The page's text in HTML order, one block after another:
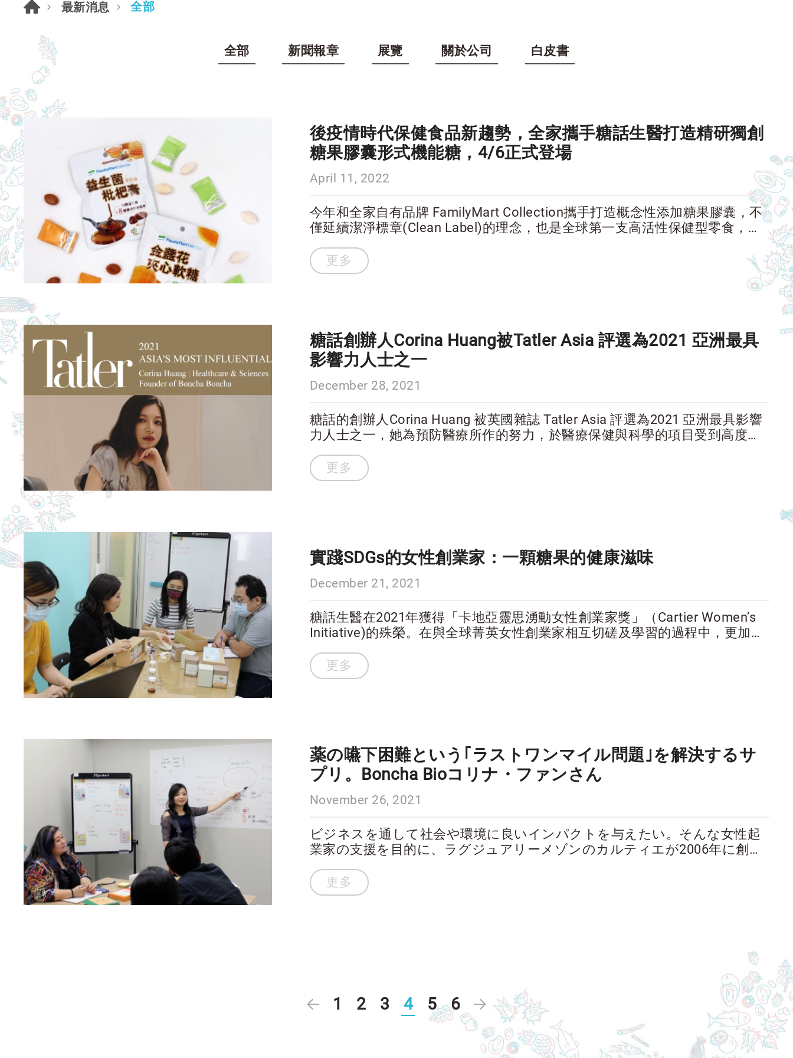
最新消息 全部
全部 新聞報章 展覽 關於公司 白皮書
後疫情時代保健食品新趨勢，全家攜手糖話生醫打造精研獨創
糖果膠囊形式機能糖，4/6正式登場
April 11, 2022
今年和全家自有品牌 FamilyMart Collection攜手打造概念性添加糖果膠囊，不
僅延續潔淨標章(Clean Label)的理念，也是全球第一支高活性保健型零食，劑
量適當，輕鬆吃、輕鬆補充每天所需營養。首波於台灣推出的兩款糖果膠囊在4
月6日全台的全家超商上架銷售。
更多
糖話創辦人Corina Huang被Tatler Asia 評選為2021 亞洲最具
影響力人士之一
December 28, 2021
糖話的創辦人Corina Huang 被英國雜誌 Tatler Asia 評選為2021 亞洲最具影響
力人士之一，她為預防醫療所作的努力，於醫療保健與科學的項目受到高度的
這麼多的人為了全民的福祉在各方各面耕耘與付出，更美好的世界一直都在發
生!
更多
實踐SDGs的女性創業家：一顆糖果的健康滋味
December 21, 2021
糖話生醫在2021年獲得「卡地亞靈思湧動女性創業家獎」（Cartier Women’s
Initiative)的殊榮。在與全球菁英女性創業家相互切磋及學習的過程中，更加了
更多
薬の嚥下困難という｢ラストワンマイル問題｣を解決するサ
プリ。Boncha Bioコリナ・ファンさん
November 26, 2021
ビジネスを通して社会や環境に良いインパクトを与えたい。そんな女性起
業家の支援を目的に、ラグジュアリーメゾンのカルティエが2006年に創設
更多
1 2 3 4 5 6